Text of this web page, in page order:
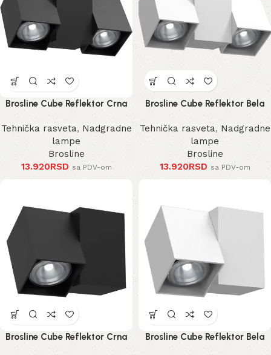
Brosline Cube Reflektor Crna
185 mm
Tehnička rasveta, Nadgradne
lampe
Brosline
13.920RSD sa PDV-om
Brosline Cube Reflektor Bela
185 mm
Tehnička rasveta, Nadgradne
lampe
Brosline
13.920RSD sa PDV-om
Brosline Cube Reflektor Crna
125 mm
Brosline Cube Reflektor Bela
125 mm